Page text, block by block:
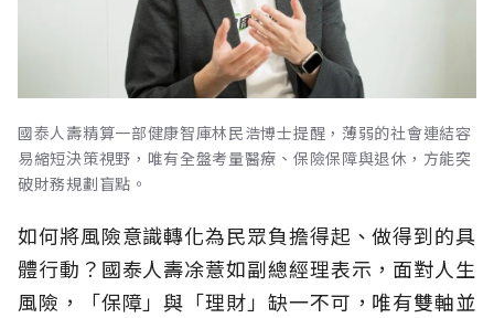
國泰人壽精算一部健康智庫林民浩博士提醒，薄弱的社會連結容
易縮短決策視野，唯有全盤考量醫療、保險保障與退休，方能突
破財務規劃盲點。
如何將風險意識轉化為民眾負擔得起、做得到的具
體行動？國泰人壽凃薏如副總經理表示，面對人生
風險，「保障」與「理財」缺一不可，唯有雙軸並